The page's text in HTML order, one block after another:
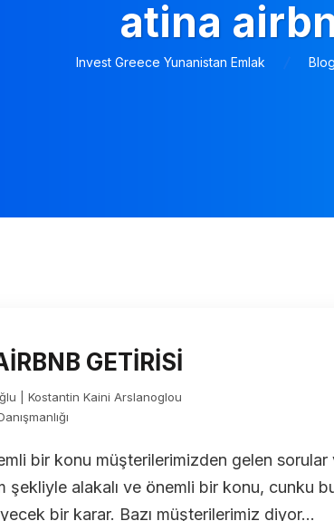
atina
Invest Greece Yunanistan Emlak Blog
GETİRİSİ
| Kostantin Kaini Arslanoglou
bir konu müşterilerimizden gelen sorular
şekliyle alakalı ve önemli bir konu, cunku
bir karar. Bazı müşterilerimiz diyor...